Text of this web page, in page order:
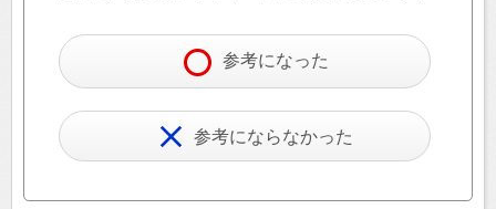
参考になった
参考にならなかった